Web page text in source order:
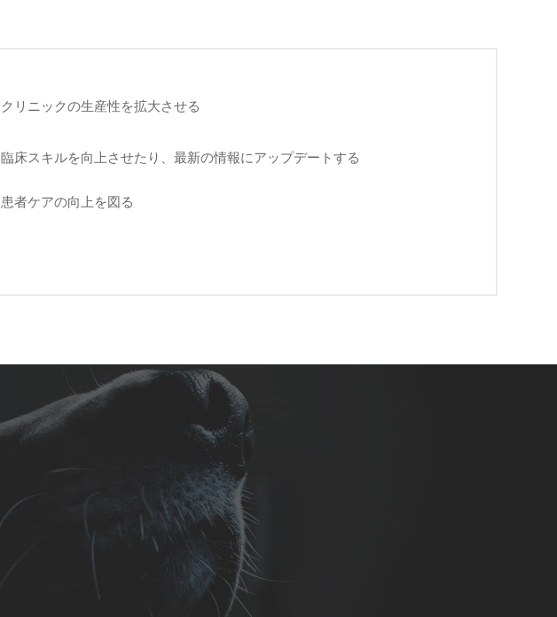
クリニックの生産性を拡大させる
臨床スキルを向上させたり、最新の情報にアップデートする
患者ケアの向上を図る